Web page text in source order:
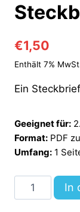
€1,50
Enthält 7%
Ein
Geeignet für:
Format: PDF
Umfang: 1
Steckbrief
Marienkäfer
In